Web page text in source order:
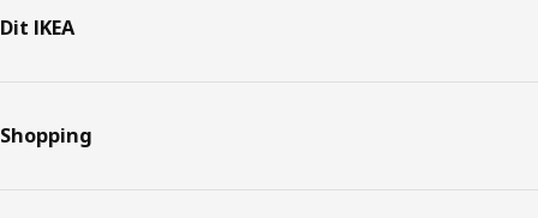
Dit IKEA
Shopping